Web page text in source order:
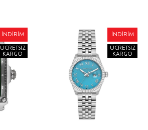
İNDIRIM
ÜCRETSIZ
KARGO
İNDIRIM
ÜCRETSIZ
KARGO